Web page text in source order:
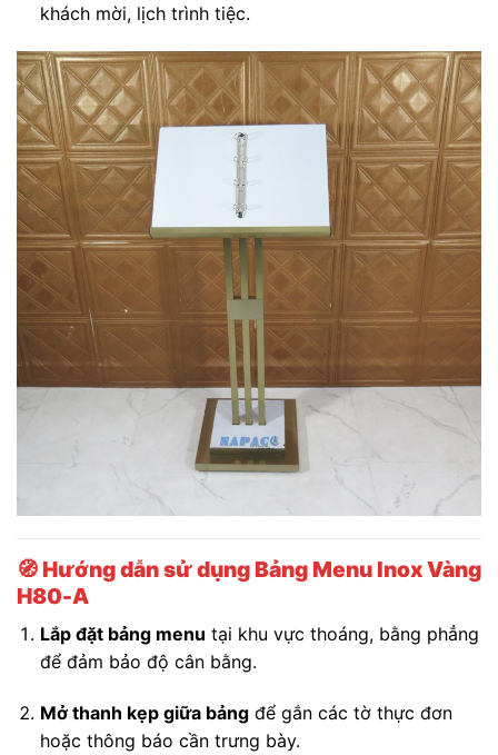
khách mời, lịch trình tiệc.
🧭 Hướng dẫn sử dụng Bảng Menu Inox Vàng
H80-A
Lắp đặt bảng menu tại khu vực thoáng, bằng phẳng
để đảm bảo độ cân bằng.
Mở thanh kẹp giữa bảngđể gắn các tờ thực đơn
hoặc thông báo cần trưng bày.